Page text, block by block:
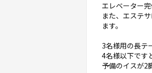
エレベーター完
また、エステ
ます。
3名様用の長テ
4名様以下です
予備のイスが2